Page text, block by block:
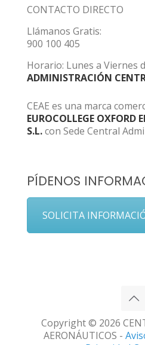
CONTACTO DIRECTO
Llámanos Gratis:
900 100 405
Horario: Lunes a Viernes
ADMINISTRACIÓN
CEAE es una marca
EUROCOLLEGE OXFORD
S.L.con Sede Central
PÍDENOS
SOLICITA
Copyright © 2026
AERONÁUTICOS -